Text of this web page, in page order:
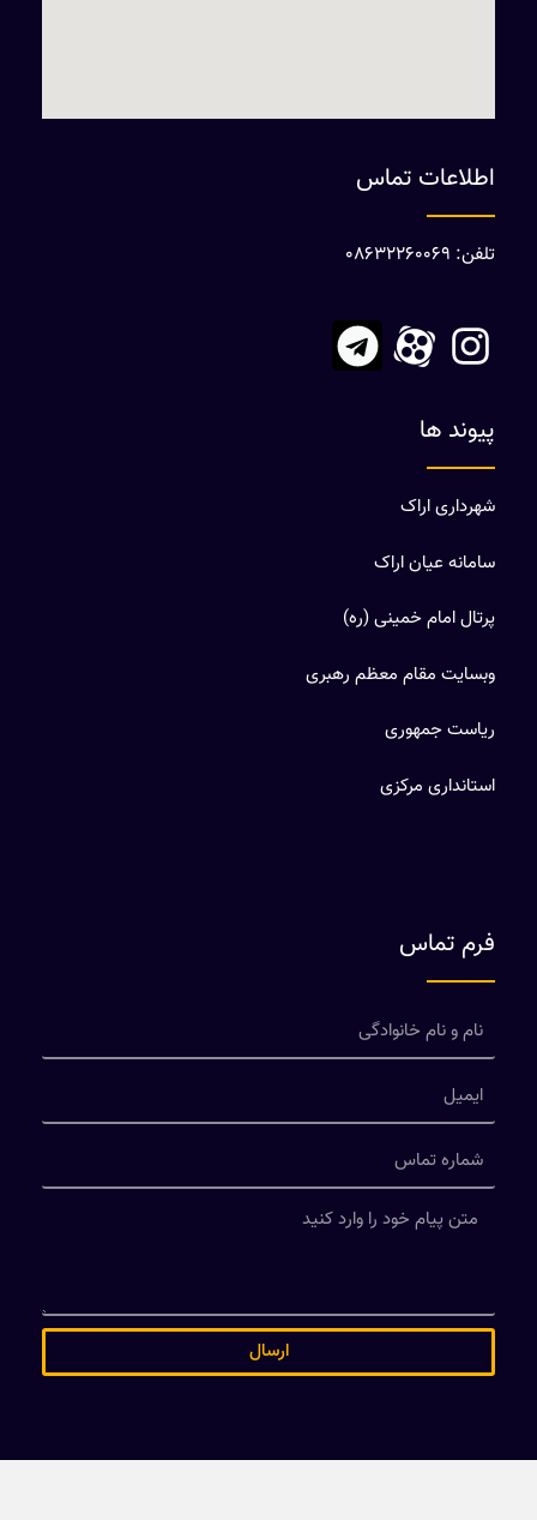
اطلاعات تماس
تلفن: 08632260069
پیوند ها
شهرداری اراک
سامانه عیان اراک
پرتال امام خمینی (ره)
وبسایت مقام معظم رهبری
ریاست جمهوری
استانداری مرکزی
فرم تماس
ارسال